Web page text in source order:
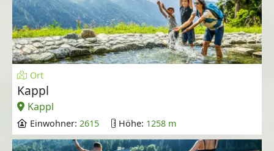
Ort
Kappl
Kappl
Einwohner: 2615 Höhe: 1258 m